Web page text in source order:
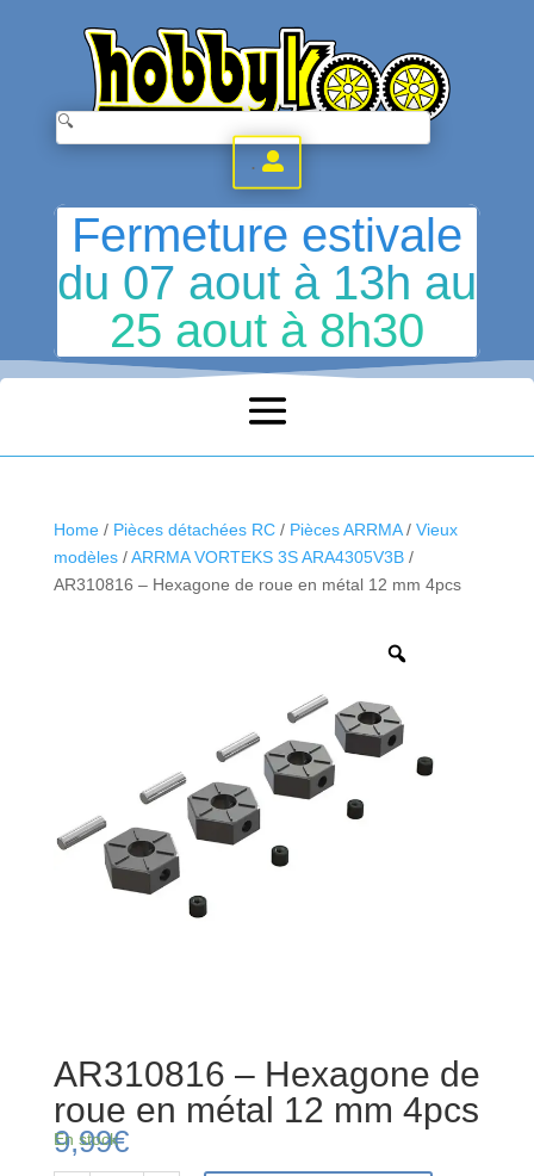
.
Fermeture estivale
du 07 aout à 13h au
25 aout à 8h30
Home/ Pièces détachées RC/ Pièces ARRMA/ Vieux
modèles/ARRMA VORTEKS 3S ARA4305V3B/
AR310816 – Hexagone de roue en métal 12 mm 4pcs
AR310816 – Hexagone de
roue en métal 12 mm 4pcs
9,99€
En stock